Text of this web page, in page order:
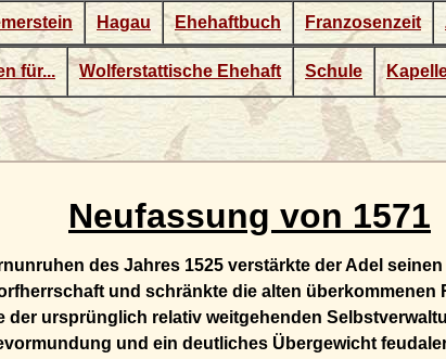
Neufassung von 1571
des Jahres 1525 verstärkte der Adel
und schränkte die alten überkommenen
der ursprünglich relativ weitgehenden
und ein deutliches Übergewicht
Hagau Ehehaftbuch Franzosenzeit
für... Wolferstattische Ehehaft Schule